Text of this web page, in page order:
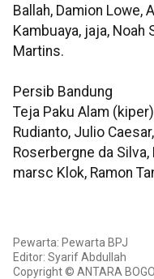
Ballah, Damion Lowe,
Kambuaya, jaja, Noah
Martins.
Persib Bandung
Teja Paku Alam
Rudianto, Julio
Roserbergne da
marsc Klok, Ramon
Pewarta: Pewarta BPJ
Editor: Syarif Abdullah
Copyright © ANTARA